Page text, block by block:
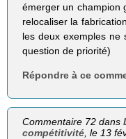
émerger un champion
relocaliser la
les deux exemples ne
question de priorité)
Répondre à ce
Commentaire 72 dans
compétitivité , le 13